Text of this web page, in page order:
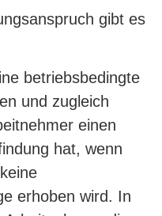
gibt es
betriebsbedingte
und zugleich
einen
hat, wenn
erhoben wird. In